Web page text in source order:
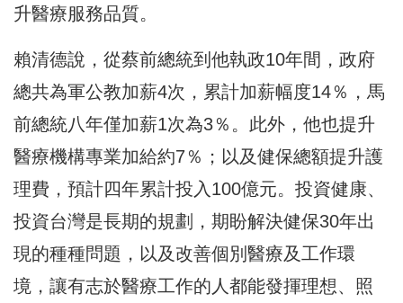
升醫療服務品質。
賴清德說，從蔡前總統到他執政10年間，政府
總共為軍公教加薪4次，累計加薪幅度14％，馬
前總統八年僅加薪1次為3％。此外，他也提升
醫療機構專業加給約7％；以及健保總額提升護
理費，預計四年累計投入100億元。投資健康、
投資台灣是長期的規劃，期盼解決健保30年出
現的種種問題，以及改善個別醫療及工作環
境，讓有志於醫療工作的人都能發揮理想、照